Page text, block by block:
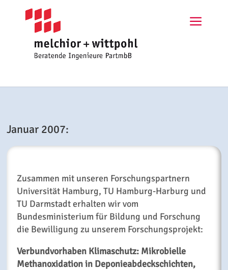
Januar 2007:
Zusammen mit unseren Forschungspartnern
Universität Hamburg, TU Hamburg-Harburg und
TU Darmstadt erhalten wir vom
Bundesministerium für Bildung und Forschung
die Bewilligung zu unserem Forschungsprojekt:
Verbundvorhaben Klimaschutz: Mikrobielle
Methanoxidation in Deponieabdeckschichten,